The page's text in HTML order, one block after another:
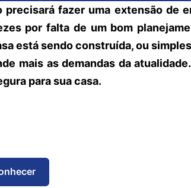
fazer uma extensão de
por falta de um bom
está sendo construída, ou
mais as demandas da
para sua casa.